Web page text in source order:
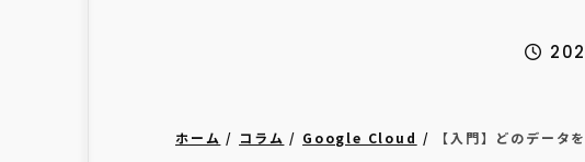
ホーム コラム Google Cloud 【入門】どのデータ